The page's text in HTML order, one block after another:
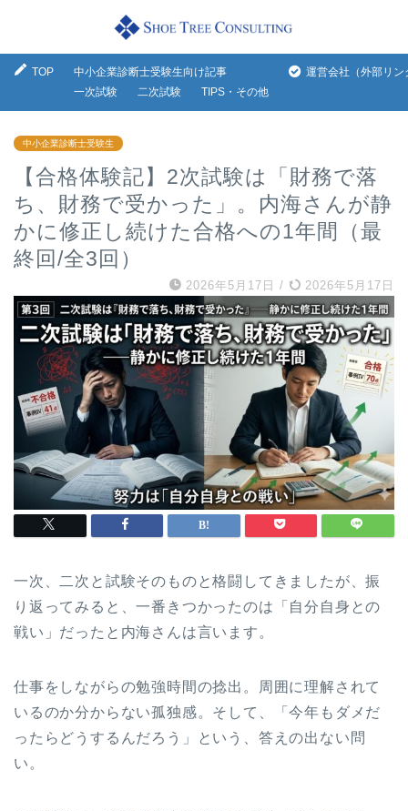
TOP
中小企業診断士受験生向け記事
一次試験
二次試験 TIPS・その他
運営会社（外部リン
中小企業診断士受験生
【合格体験記】2次試験は「財務で落
ち、財務で受かった」。内海さんが静
かに修正し続けた合格への1年間（最
終回/全3回）
2026年5月17日 / 2026年5月17日
一次、二次と試験そのものと格闘してきましたが、振
り返ってみると、一番きつかったのは「自分自身との
戦い」だったと内海さんは言います。
仕事をしながらの勉強時間の捻出。周囲に理解されて
いるのか分からない孤独感。そして、「今年もダメだ
ったらどうするんだろう」という、答えの出ない問
い。